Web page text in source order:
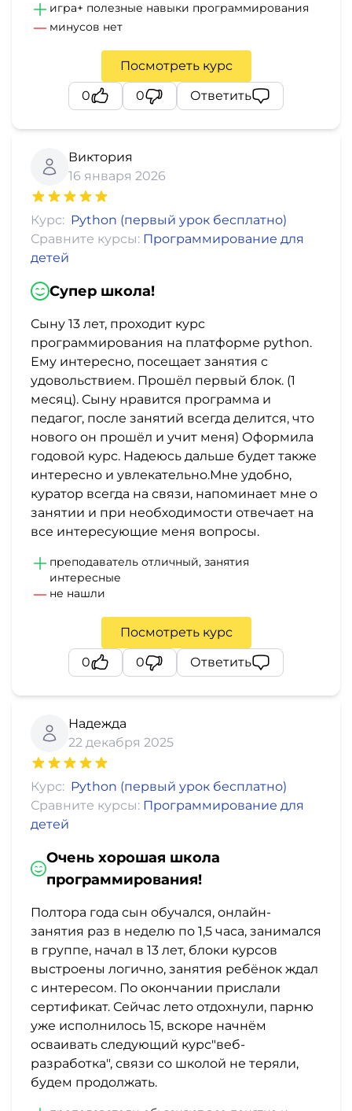
игра+ полезные навыки программирования
минусов нет
Посмотреть курс
0
0 Ответить
Виктория
16 января 2026
Курс: Python (первый урок бесплатно)
Сравните курсы: Программирование для
детей
Супер школа!
Сыну 13 лет, проходит курс
программирования на платформе python.
Ему интересно, посещает занятия с
удовольствием. Прошёл первый блок. (1
месяц). Сыну нравится программа и
педагог, после занятий всегда делится, что
нового он прошёл и учит меня) Оформила
годовой курс. Надеюсь дальше будет также
интересно и увлекательно.Мне удобно,
куратор всегда на связи, напоминает мне о
занятии и при необходимости отвечает на
все интересующие меня вопросы.
преподаватель отличный, занятия
интересные
не нашли
Посмотреть курс
0
0 Ответить
Надежда
22 декабря 2025
Курс: Python (первый урок бесплатно)
Сравните курсы: Программирование для
детей
Очень хорошая школа
программирования!
Полтора года сын обучался, онлайн-
занятия раз в неделю по 1,5 часа, занимался
в группе, начал в 13 лет, блоки курсов
выстроены логично, занятия ребёнок ждал
с интересом. По окончании прислали
сертификат. Сейчас лето отдохнули, парню
уже исполнилось 15, вскоре начнём
осваивать следующий курс"веб-
разработка", связи со школой не теряли,
будем продолжать.